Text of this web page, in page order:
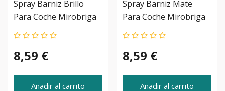
Spray Barniz Brillo
Para Coche Mirobriga
8,59 €
Añadir al carrito
Spray Barniz Mate
Para Coche Mirobriga
8,59 €
Añadir al carrito